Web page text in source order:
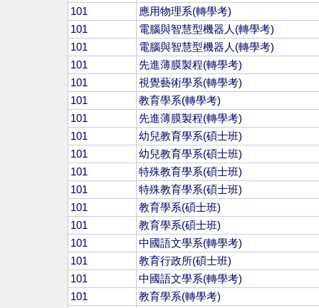
101
應用物理系(轉學考)
101
電腦與智慧型機器人(轉學考)
101
電腦與智慧型機器人(轉學考)
101
先進薄膜製程(轉學考)
101
視覺藝術學系(轉學考)
101
教育學系(轉學考)
101
先進薄膜製程(轉學考)
101
幼兒教育學系(碩士班)
101
幼兒教育學系(碩士班)
101
特殊教育學系(碩士班)
101
特殊教育學系(碩士班)
101
教育學系(碩士班)
101
教育學系(碩士班)
101
中國語文學系(轉學考)
101
教育行政所(碩士班)
101
中國語文學系(轉學考)
101
教育學系(轉學考)